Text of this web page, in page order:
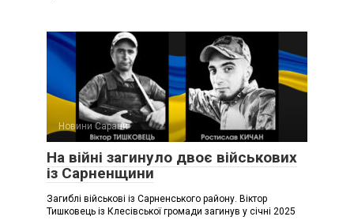
Новини Сарани
На війні загинуло двоє військових
із Сарненщини
Загиблі військові із Сарненського району. Віктор
Тишковець із Клесівської громади загинув у січні 2025